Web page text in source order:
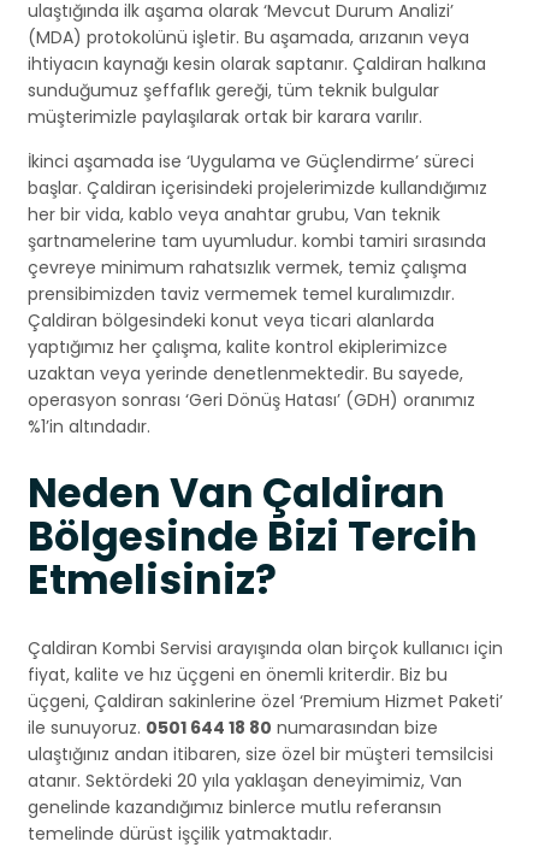
ulaştığında ilk aşama olarak ‘Mevcut Durum Analizi’
(MDA) protokolünü işletir. Bu aşamada, arızanın veya
ihtiyacın kaynağı kesin olarak saptanır. Çaldiran halkına
sunduğumuz şeffaflık gereği, tüm teknik bulgular
müşterimizle paylaşılarak ortak bir karara varılır.
İkinci aşamada ise ‘Uygulama ve Güçlendirme’ süreci
başlar. Çaldiran içerisindeki projelerimizde kullandığımız
her bir vida, kablo veya anahtar grubu, Van teknik
şartnamelerine tam uyumludur. kombi tamiri sırasında
çevreye minimum rahatsızlık vermek, temiz çalışma
prensibimizden taviz vermemek temel kuralımızdır.
Çaldiran bölgesindeki konut veya ticari alanlarda
yaptığımız her çalışma, kalite kontrol ekiplerimizce
uzaktan veya yerinde denetlenmektedir. Bu sayede,
operasyon sonrası ‘Geri Dönüş Hatası’ (GDH) oranımız
%1’in altındadır.
Neden Van Çaldiran
Bölgesinde Bizi Tercih
Etmelisiniz?
Çaldiran Kombi Servisi arayışında olan birçok kullanıcı için
fiyat, kalite ve hız üçgeni en önemli kriterdir. Biz bu
üçgeni, Çaldiran sakinlerine özel ‘Premium Hizmet Paketi’
ile sunuyoruz. 0501 644 18 80 numarasından bize
ulaştığınız andan itibaren, size özel bir müşteri temsilcisi
atanır. Sektördeki 20 yıla yaklaşan deneyimimiz, Van
genelinde kazandığımız binlerce mutlu referansın
temelinde dürüst işçilik yatmaktadır.